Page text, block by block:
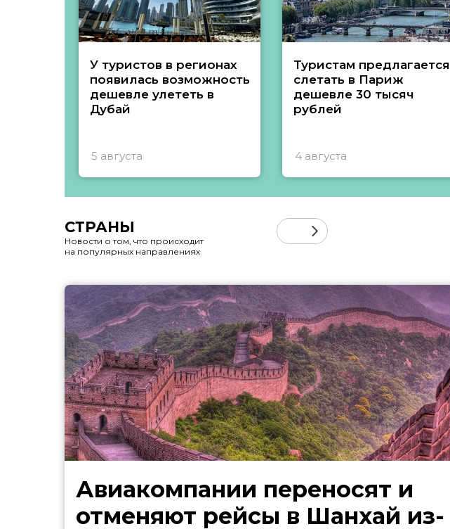
У туристов в регионах
появилась возможность
дешевле улететь в
Дубай
5 августа
Туристам предлагается
слетать в Париж
дешевле 30 тысяч
рублей
4 августа
СТРАНЫ
Новости о том, что происходит
на популярных направлениях
Авиакомпании переносят и
отменяют рейсы в Шанхай из-